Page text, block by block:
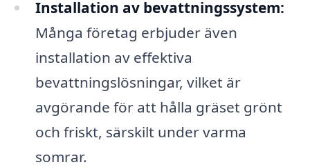
Installation av bevattningssystem:
Många företag erbjuder även
installation av effektiva
bevattningslösningar, vilket är
avgörande för att hålla gräset grönt
och friskt, särskilt under varma
somrar.